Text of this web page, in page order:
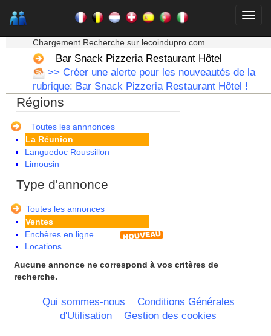
Chargement Recherche sur lecoindupro.com...
Bar Snack Pizzeria Restaurant Hôtel
>> Créer une alerte pour les nouveautés de la
rubrique: Bar Snack Pizzeria Restaurant Hôtel !
Régions
Toutes les annnonces
Bourgogne
Centre
Champagne Ardenne
Corse
Franche Comte - Suisse
Guadeloupe
Guyane
Haute Normandie
Ile de France
La Réunion
Languedoc Roussillon
Limousin
Martinique
Midi Pyrenees - Espagne -
Portugal
Nord Pas de Calais - Belgique -
Pays Bas
Pays de la Loire
Picardie
Principauté de Monaco
Provence Alpes Cote d'Azur -
Type d'annonce
Toutes les annonces
Ventes
Enchères en ligne
Locations
Aucune annonce ne correspond à vos critères de
recherche.
Qui sommes-nous
Conditions Générales
d'Utilisation
Gestion des cookies